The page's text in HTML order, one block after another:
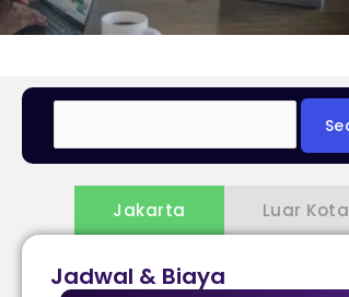
Jakarta Luar Kota
Jadwal & Biaya